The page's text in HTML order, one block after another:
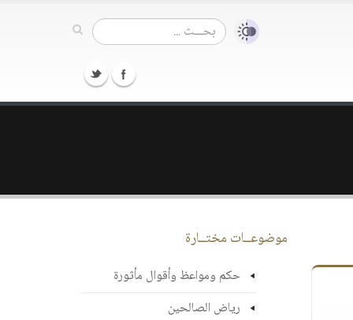
موضوعــات مختــارة
حكم ومواعظ وأقوال مأثورة
رياض الصالحين